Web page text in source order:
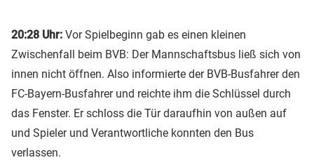
20:28 Uhr: Vor Spielbeginn gab es einen kleinen
Zwischenfall beim BVB: Der Mannschaftsbus ließ sich von
innen nicht öffnen. Also informierte der BVB-Busfahrer den
FC-Bayern-Busfahrer und reichte ihm die Schlüssel durch
das Fenster. Er schloss die Tür daraufhin von außen auf
und Spieler und Verantwortliche konnten den Bus
verlassen.